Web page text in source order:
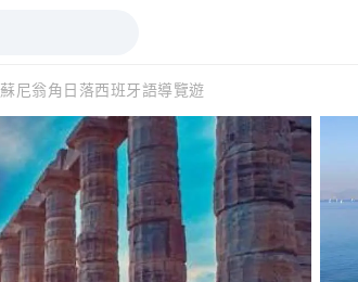
蘇尼翁角日落西班牙語導覽遊